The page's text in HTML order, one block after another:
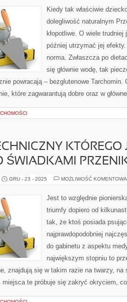
Kiedy tak właściwie
dolegliwość naturalnym
kłopotliwe. O wiele
później utrzymać jej
norma. Zwłaszcza po
się głównie wodę, tak
powracają – bezglutenowe
które zagwarantują dobre oraz w
KTÓREGO
ŚWIADKAMI
GRU - 23 - 2025 MOŻLIWOŚĆ
Jest to względnie
triumfy dopiero od
tak, że ktoś posiada
najprawdopodobniej
do gabinetu z aspektu
największym stopniu to
znajdują się w takim razie na twarzy, na
miejsca te próbuje się zakryć okryciem,